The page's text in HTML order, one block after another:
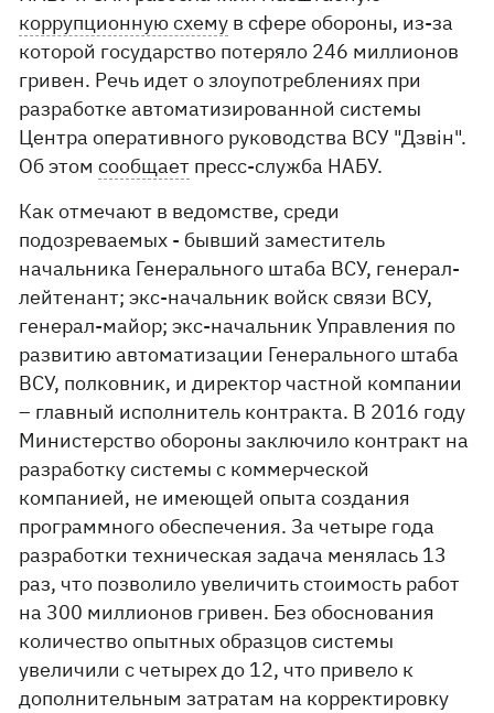
коррупционную схему в сфере обороны, из-за
которой государство потеряло 246 миллионов
гривен. Речь идет о злоупотреблениях при
разработке автоматизированной системы
Центра оперативного руководства ВСУ "Дзвін".
Об этомсообщает пресс-служба НАБУ.
Как отмечают в ведомстве, среди
подозреваемых - бывший заместитель
начальника Генерального штаба ВСУ, генерал-
лейтенант; экс-начальник войск связи ВСУ,
генерал-майор; экс-начальник Управления по
развитию автоматизации Генерального штаба
ВСУ, полковник, и директор частной компании
– главный исполнитель контракта. В 2016 году
Министерство обороны заключило контракт на
разработку системы с коммерческой
компанией, не имеющей опыта создания
программного обеспечения. За четыре года
разработки техническая задача менялась 13
раз, что позволило увеличить стоимость работ
на 300 миллионов гривен. Без обоснования
количество опытных образцов системы
увеличили с четырех до 12, что привело к
дополнительным затратам на корректировку